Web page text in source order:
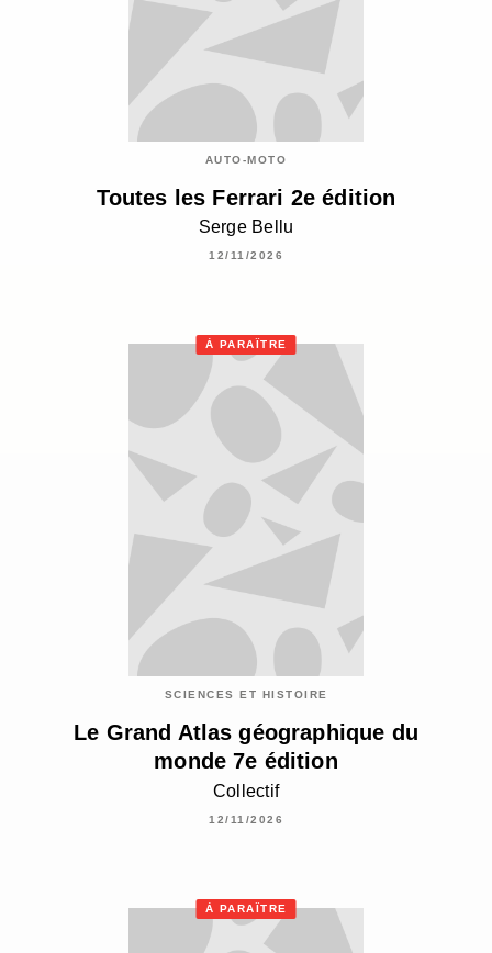
AUTO-MOTO
Toutes les Ferrari 2e édition
Serge Bellu
12/11/2026
À PARAÎTRE
SCIENCES ET HISTOIRE
Le Grand Atlas géographique du
monde 7e édition
Collectif
12/11/2026
À PARAÎTRE